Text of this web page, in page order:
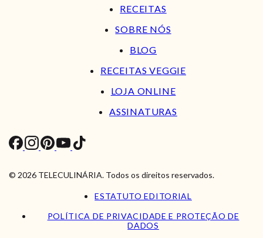
RECEITAS
SOBRE NÓS
BLOG
RECEITAS VEGGIE
LOJA ONLINE
ASSINATURAS
© 2026 TELECULINÁRIA. Todos os direitos reservados.
ESTATUTO EDITORIAL
POLÍTICA DE PRIVACIDADE E PROTEÇÃO DE
DADOS